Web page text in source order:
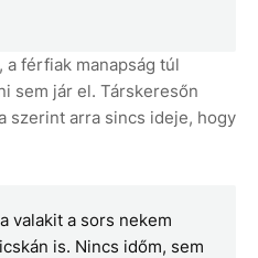
a férfiak manapság túl
sem jár el. Társkeresőn
szerint arra sincs ideje, hogy
valakit a sors nekem
is. Nincs időm, sem